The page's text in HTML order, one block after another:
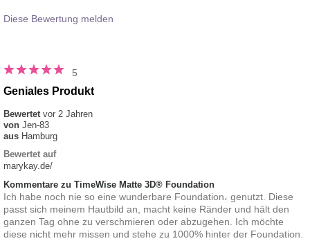
Diese Bewertung melden
5
Geniales Produkt
Bewertet vor 2 Jahren
von Jen-83
aus Hamburg
Bewertet auf
marykay.de/
Kommentare zu TimeWise Matte 3D® Foundation
Ich habe noch nie so eine wunderbare Foundation، genutzt. Diese
passt sich meinem Hautbild an, macht keine Ränder und hält den
ganzen Tag ohne zu verschmieren oder abzugehen. Ich möchte
diese nicht mehr missen und stehe zu 1000% hinter der Foundation.